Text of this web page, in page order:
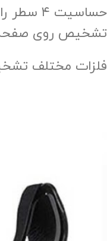
حساسیت
تشخیص روی
فلزات مختلف